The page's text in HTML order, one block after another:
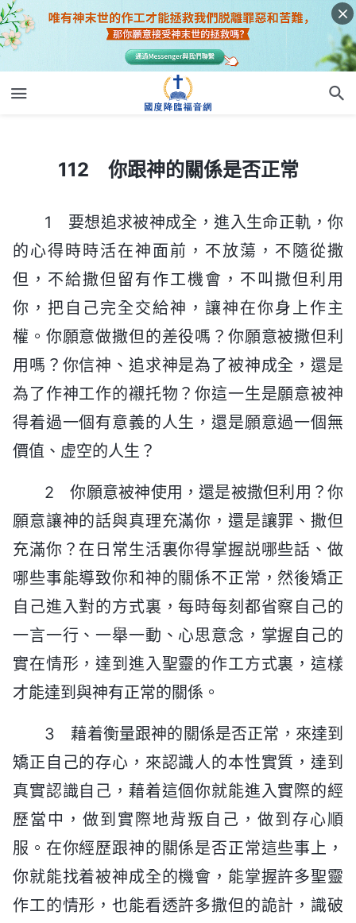
112 你跟神的關係是否正常
1 要想追求被神成全，進入生命正軌，你
的心得時時活在神面前，不放蕩，不隨從撒
但，不給撒但留有作工機會，不叫撒但利用
你，把自己完全交給神，讓神在你身上作主
權。你願意做撒但的差役嗎？你願意被撒但利
用嗎？你信神、追求神是為了被神成全，還是
為了作神工作的襯托物？你這一生是願意被神
得着過一個有意義的人生，還是願意過一個無
價值、虚空的人生？
2 你願意被神使用，還是被撒但利用？你
願意讓神的話與真理充滿你，還是讓罪、撒但
充滿你？在日常生活裏你得掌握説哪些話、做
哪些事能導致你和神的關係不正常，然後矯正
自己進入對的方式裏，每時每刻都省察自己的
一言一行、一舉一動、心思意念，掌握自己的
實在情形，達到進入聖靈的作工方式裏，這樣
才能達到與神有正常的關係。
3 藉着衡量跟神的關係是否正常，來達到
矯正自己的存心，來認識人的本性實質，達到
真實認識自己，藉着這個你就能進入實際的經
歷當中，做到實際地背叛自己，做到存心順
服。在你經歷跟神的關係是否正常這些事上，
你就能找着被神成全的機會，能掌握許多聖靈
作工的情形，也能看透許多撒但的詭計，識破